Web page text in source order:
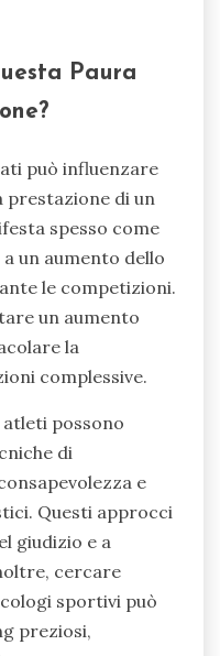
Paura
può influenzare
prestazione di un
spesso come
un aumento dello
le competizioni.
un aumento
la
complessive.
possono
di
e
Questi approcci
giudizio e a
cercare
sportivi può
preziosi,